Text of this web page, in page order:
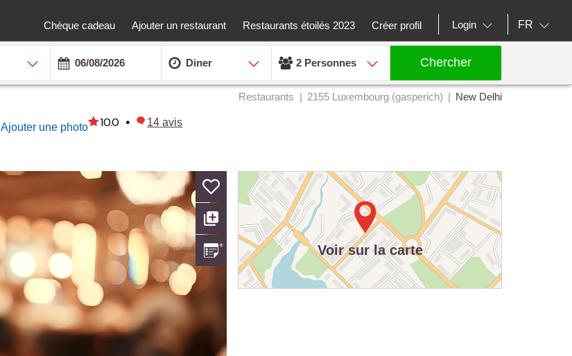
Chèque cadeau Ajouter un restaurant Restaurants étoilés 2023 Créer profil Login FR
Diner 2 Personnes Chercher
Restaurants 2155 Luxembourg (gasperich) New Delhi
Ajouter une photo 10.0 • 14 avis
Voir sur la carte